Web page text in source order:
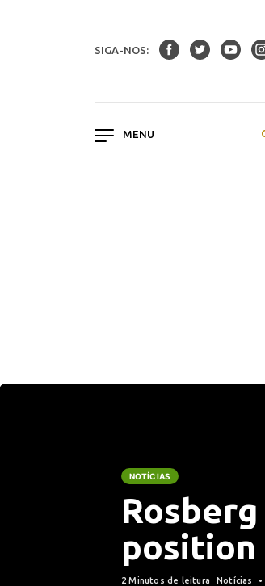
SIGA-NOS:
NOTÍCIAS
position
2 Minutos de leitura Notícias